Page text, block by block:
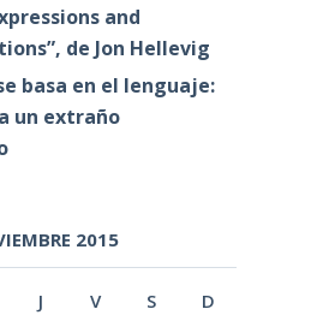
and
de Jon Hellevig
basa en el lenguaje:
un extraño
2015
J V S D